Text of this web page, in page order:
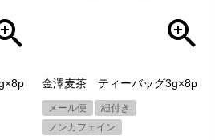
金澤麦茶 ティーバッグ3g×8p
メール便
紐付き
ノンカフェイン